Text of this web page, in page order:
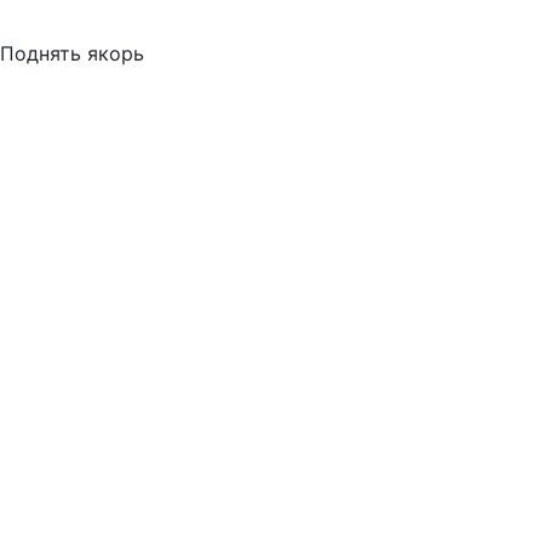
Поднять якорь